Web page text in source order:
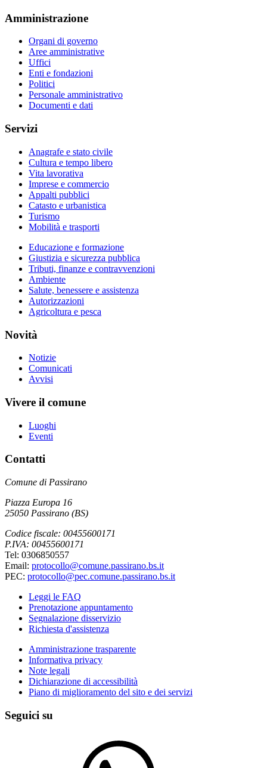
Amministrazione
Organi di governo
Aree amministrative
Uffici
Enti e fondazioni
Politici
Personale amministrativo
Documenti e dati
Servizi
Anagrafe e stato civile
Cultura e tempo libero
Vita lavorativa
Imprese e commercio
Appalti pubblici
Catasto e urbanistica
Turismo
Mobilità e trasporti
Educazione e formazione
Giustizia e sicurezza pubblica
Tributi, finanze e contravvenzioni
Ambiente
Salute, benessere e assistenza
Autorizzazioni
Agricoltura e pesca
Novità
Notizie
Comunicati
Avvisi
Vivere il comune
Luoghi
Eventi
Contatti
Comune di Passirano
Piazza Europa 16
25050 Passirano (BS)
Codice fiscale: 00455600171
P.IVA: 00455600171
Tel: 0306850557
Email: protocollo@comune.passirano.bs.it
PEC: protocollo@pec.comune.passirano.bs.it
Leggi le FAQ
Prenotazione appuntamento
Segnalazione disservizio
Richiesta d'assistenza
Amministrazione trasparente
Informativa privacy
Note legali
Dichiarazione di accessibilità
Piano di miglioramento del sito e dei servizi
Seguici su